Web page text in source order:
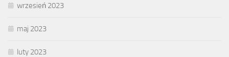
wrzesień 2023
maj 2023
luty 2023